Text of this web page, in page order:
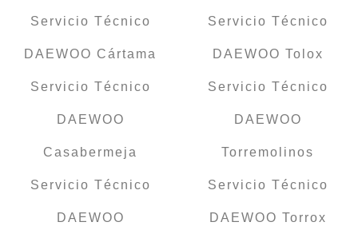
Servicio Técnico
DAEWOO Cártama
Servicio Técnico
DAEWOO
Casabermeja
Servicio Técnico
DAEWOO
Servicio Técnico
DAEWOO Tolox
Servicio Técnico
DAEWOO
Torremolinos
Servicio Técnico
DAEWOO Torrox